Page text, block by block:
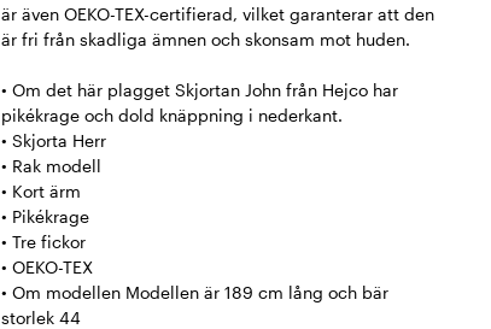
är även OEKO-TEX-certifierad, vilket garanterar att den
är fri från skadliga ämnen och skonsam mot huden.
• Om det här plagget Skjortan John från Hejco har
pikékrage och dold knäppning i nederkant.
• Skjorta Herr
• Rak modell
• Kort ärm
• Pikékrage
• Tre fickor
• OEKO-TEX
• Om modellen Modellen är 189 cm lång och bär
storlek 44